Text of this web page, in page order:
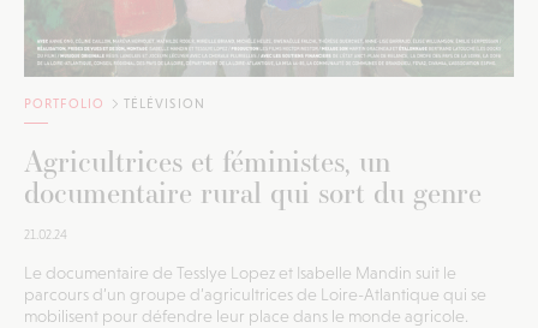
PORTFOLIO TÉLÉVISION
Agricultrices et féministes, un
documentaire rural qui sort du genre
21.02.24
Le documentaire de Tesslye Lopez et Isabelle Mandin suit le
parcours d’un groupe d’agricultrices de Loire-Atlantique qui se
mobilisent pour défendre leur place dans le monde agricole.